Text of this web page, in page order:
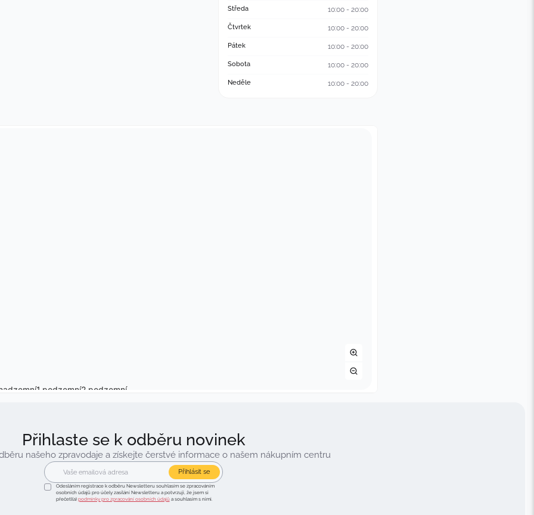
Středa 10:00 - 20:00
Čtvrtek 10:00 - 20:00
Pátek 10:00 - 20:00
Sobota 10:00 - 20:00
Neděle 10:00 - 20:00
Přihlaste se k odběru novinek
našeho zpravodaje a získejte čerstvé informace o našem nákupním centru
Přihlásit se
Odesláním registrace k odběru Newsletteru souhlasím se zpracováním
osobních údajů pro účely zasílání Newsletteru a potvrzuji, že jsem si
přečetl(a) podmínky pro zpracování osobních údajůa souhlasím s nimi.